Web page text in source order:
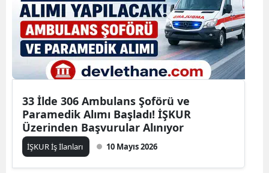
33 İlde 306 Ambulans Şoförü ve
Paramedik Alımı Başladı! İŞKUR
Üzerinden Başvurular Alınıyor
İŞKUR İş İlanları 10 Mayıs 2026